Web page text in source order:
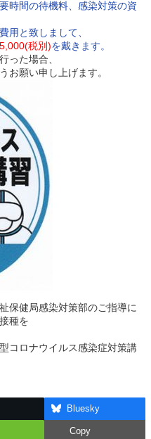
時間の待機料、感染対策の資
と致しまして、
税別)を戴きます。
た場合、
願い申し上げます。
保健局感染対策部のご指導に
種を
コロナウイルス感染症対策講
Bluesky
Copy